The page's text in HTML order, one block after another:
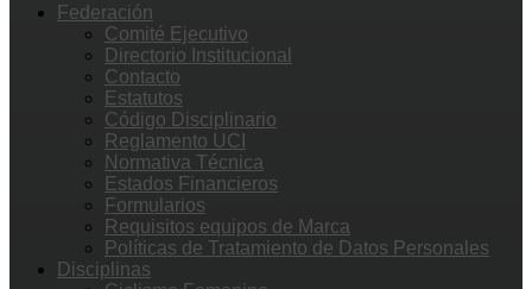
Federación
Comité Ejecutivo
Directorio Institucional
Contacto
Estatutos
Código Disciplinario
Reglamento UCI
Normativa Técnica
Estados Financieros
Formularios
Requisitos equipos de Marca
Políticas de Tratamiento de Datos Personales
Disciplinas